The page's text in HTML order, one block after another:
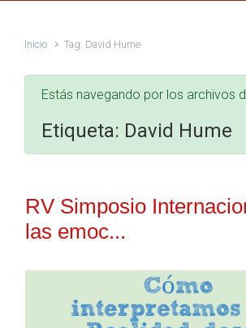
Inicio Tag: David Hume
Estás navegando por los archivos
Etiqueta: David Hume
RV Simposio
las emoc...